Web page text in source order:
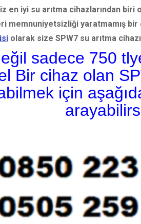
en iyi su arıtma cihazlarından biri
memnuniyetsizliği yaratmamış bir
olarak size SPW7 su arıtma
sadece 750
Bir cihaz olan
için